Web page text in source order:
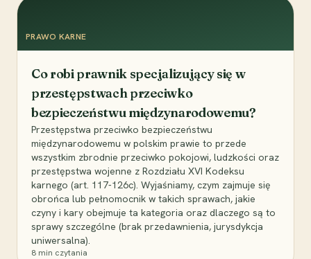
PRAWO KARNE
Co robi prawnik specjalizujący się w
przestępstwach przeciwko
bezpieczeństwu międzynarodowemu?
Przestępstwa przeciwko bezpieczeństwu
międzynarodowemu w polskim prawie to przede
wszystkim zbrodnie przeciwko pokojowi, ludzkości oraz
przestępstwa wojenne z Rozdziału XVI Kodeksu
karnego (art. 117-126c). Wyjaśniamy, czym zajmuje się
obrońca lub pełnomocnik w takich sprawach, jakie
czyny i kary obejmuje ta kategoria oraz dlaczego są to
sprawy szczególne (brak przedawnienia, jurysdykcja
uniwersalna).
8 min czytania